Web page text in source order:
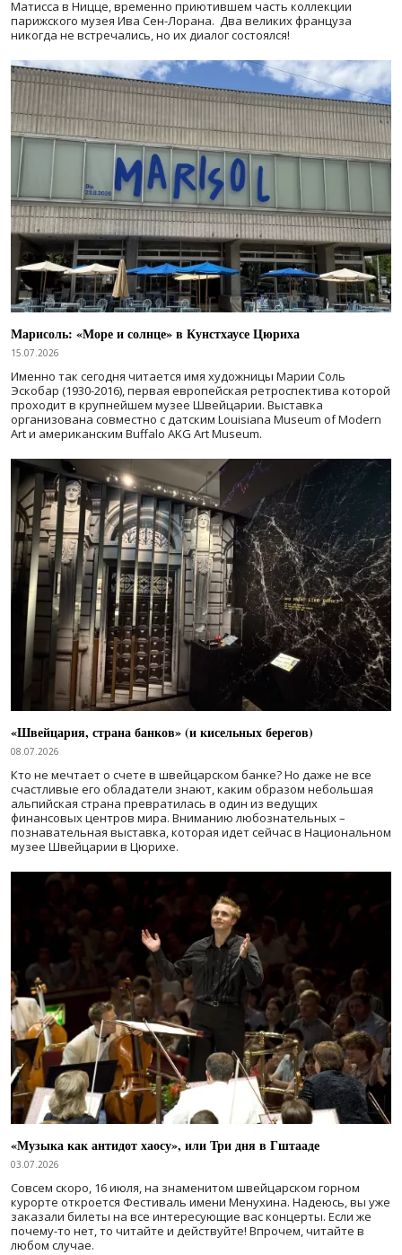
Матисса в Ницце, временно приютившем часть коллекции
парижского музея Ива Сен-Лорана. Два великих француза
никогда не встречались, но их диалог состоялся!
Марисоль: «Море и солнце» в Кунстхаусе Цюриха
15.07.2026
Именно так сегодня читается имя художницы Марии Соль
Эскобар (1930-2016), первая европейская ретроспектива которой
проходит в крупнейшем музее Швейцарии. Выставка
организована совместно с датским Louisiana Museum of Modern
Art и американским Buffalo AKG Art Museum.
«Швейцария, страна банков» (и кисельных берегов)
08.07.2026
Кто не мечтает о счете в швейцарском банке? Но даже не все
счастливые его обладатели знают, каким образом небольшая
альпийская страна превратилась в один из ведущих
финансовых центров мира. Вниманию любознательных –
познавательная выставка, которая идет сейчас в Национальном
музее Швейцарии в Цюрихе.
«Музыка как антидот хаосу», или Три дня в Гштааде
03.07.2026
Совсем скоро, 16 июля, на знаменитом швейцарском горном
курорте откроется Фестиваль имени Менухина. Надеюсь, вы уже
заказали билеты на все интересующие вас концерты. Если же
почему-то нет, то читайте и действуйте! Впрочем, читайте в
любом случае.